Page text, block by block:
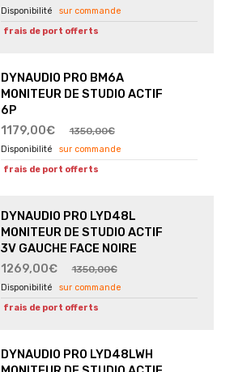
sur commande
frais de port offerts
DYNAUDIO PRO BM6A
MONITEUR DE STUDIO ACTIF
6P
1179,00€
1350,00€
sur commande
frais de port offerts
DYNAUDIO PRO LYD48L
MONITEUR DE STUDIO ACTIF
3V GAUCHE FACE NOIRE
1269,00€
1350,00€
sur commande
frais de port offerts
DYNAUDIO PRO LYD48LWH